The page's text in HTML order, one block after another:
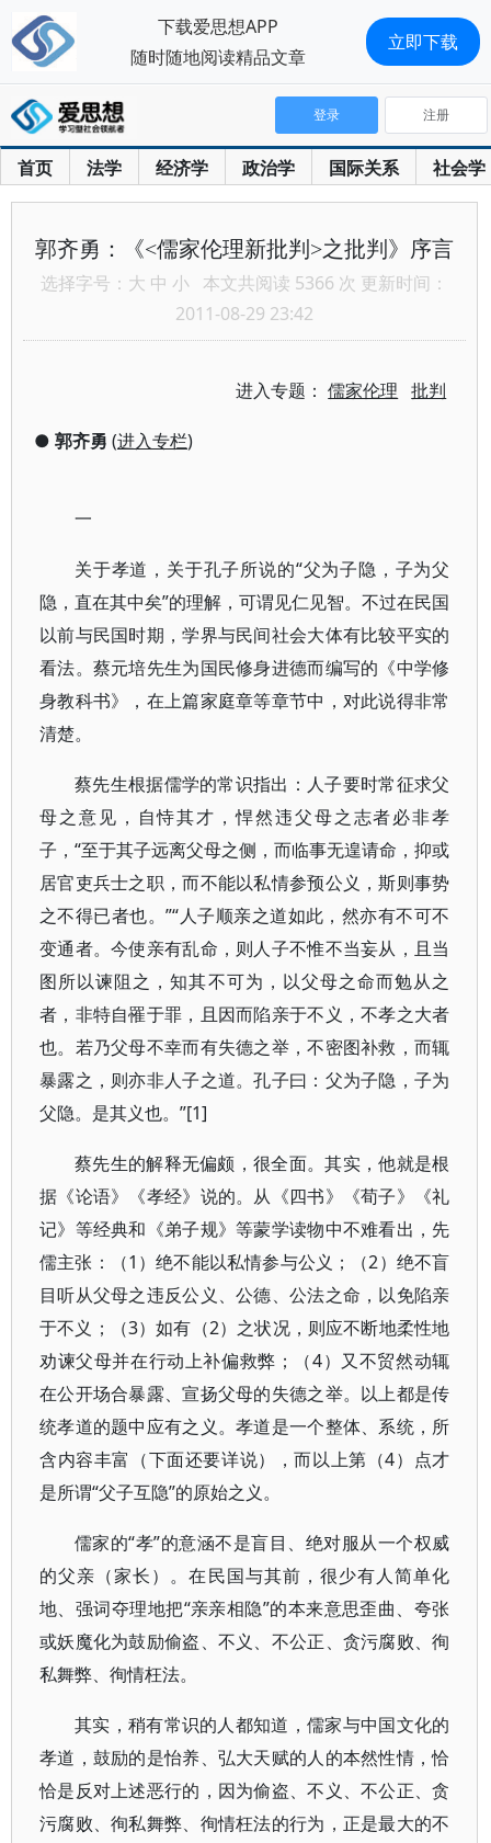
首页 法学 经济学 政治学 国际关系 社会学
登录 注册
郭齐勇：《<儒家伦理新批判>之批判》序言
选择字号： 大 中 小 本文共阅读 5366 次 更新时间：
2011-08-29 23:42
进入专题：儒家伦理 批判
● 郭齐勇 (进入专栏)
一
关于孝道，关于孔子所说的“父为子隐，子为父
隐，直在其中矣”的理解，可谓见仁见智。不过在民国
以前与民国时期，学界与民间社会大体有比较平实的
看法。蔡元培先生为国民修身进德而编写的《中学修
身教科书》，在上篇家庭章等章节中，对此说得非常
清楚。
蔡先生根据儒学的常识指出：人子要时常征求父
母之意见，自恃其才，悍然违父母之志者必非孝
子，“至于其子远离父母之侧，而临事无遑请命，抑或
居官吏兵士之职，而不能以私情参预公义，斯则事势
之不得已者也。”“人子顺亲之道如此，然亦有不可不
变通者。今使亲有乱命，则人子不惟不当妄从，且当
图所以谏阻之，知其不可为，以父母之命而勉从之
者，非特自罹于罪，且因而陷亲于不义，不孝之大者
也。若乃父母不幸而有失德之举，不密图补救，而辄
暴露之，则亦非人子之道。孔子曰：父为子隐，子为
父隐。是其义也。”[1]
蔡先生的解释无偏颇，很全面。其实，他就是根
据《论语》《孝经》说的。从《四书》《荀子》《礼
记》等经典和《弟子规》等蒙学读物中不难看出，先
儒主张：（1）绝不能以私情参与公义；（2）绝不盲
目听从父母之违反公义、公德、公法之命，以免陷亲
于不义；（3）如有（2）之状况，则应不断地柔性地
劝谏父母并在行动上补偏救弊；（4）又不贸然动辄
在公开场合暴露、宣扬父母的失德之举。以上都是传
统孝道的题中应有之义。孝道是一个整体、系统，所
含内容丰富（下面还要详说），而以上第（4）点才
是所谓“父子互隐”的原始之义。
儒家的“孝”的意涵不是盲目、绝对服从一个权威
的父亲（家长）。在民国与其前，很少有人简单化
地、强词夺理地把“亲亲相隐”的本来意思歪曲、夸张
或妖魔化为鼓励偷盗、不义、不公正、贪污腐败、徇
私舞弊、徇情枉法。
其实，稍有常识的人都知道，儒家与中国文化的
孝道，鼓励的是怡养、弘大天赋的人的本然性情，恰
恰是反对上述恶行的，因为偷盗、不义、不公正、贪
污腐败、徇私舞弊、徇情枉法的行为，正是最大的不
下载爱思想APP
随时随地阅读精品文章
立即下载